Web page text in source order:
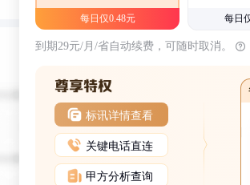
每日仅0.48元 每日
到期29元/月/省自动续费，可随时取消。
标讯详情查看
关键电话直连
甲方分析查询